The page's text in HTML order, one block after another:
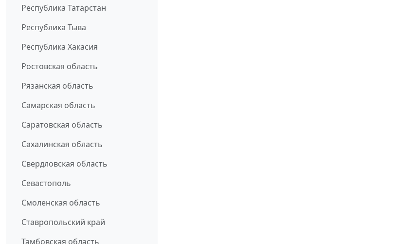
Республика Татарстан
Республика Тыва
Республика Хакасия
Ростовская область
Рязанская область
Самарская область
Саратовская область
Сахалинская область
Свердловская область
Севастополь
Смоленская область
Ставропольский край
Тамбовская область